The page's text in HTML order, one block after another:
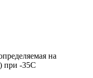
на
при -35С